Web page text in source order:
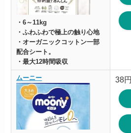
・6～11kg
・ふわふわで極上の触り心地
・オーガニックコットン一部
配合シート。
・最大12時間吸収
ムーニー 38円